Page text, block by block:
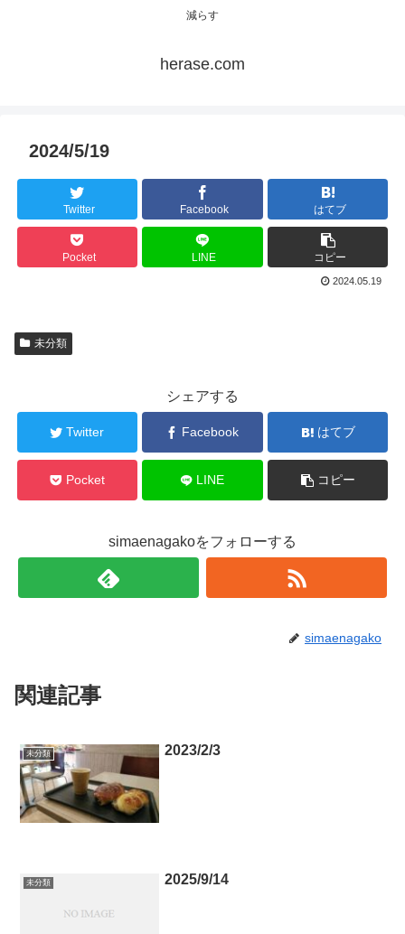
減らす
herase.com
2024/5/19
Twitter Facebook はてブ
Pocket LINE コピー
2024.05.19
未分類
シェアする
Twitter Facebook はてブ
Pocket LINE コピー
simaenagakoをフォローする
simaenagako
関連記事
未分類 2023/2/3
未分類 2025/9/14